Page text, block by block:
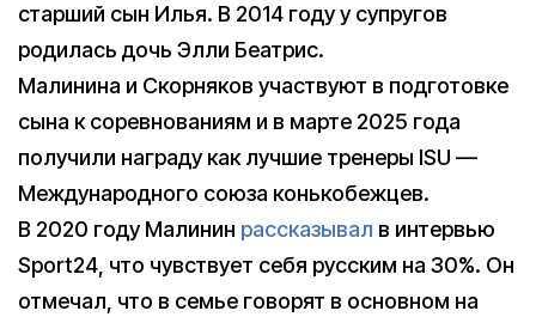
старший сын Илья. В 2014 году у супругов
родилась дочь Элли Беатрис.
Малинина и Скорняков участвуют в подготовке
сына к соревнованиям и в марте 2025 года
получили награду как лучшие тренеры ISU —
Международного союза конькобежцев.
В 2020 году Малинин рассказывал в интервью
Sport24, что чувствует себя русским на 30%. Он
отмечал, что в семье говорят в основном на